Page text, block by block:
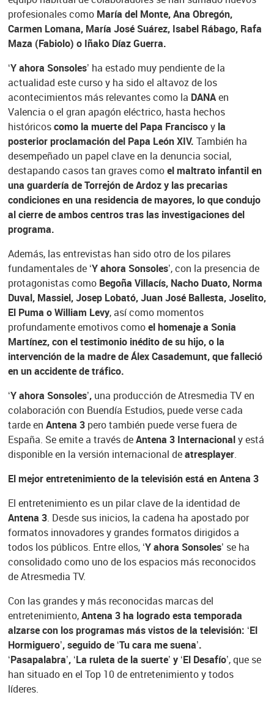
profesionales como María del Monte, Ana Obregón,
Carmen Lomana, María José Suárez, Isabel Rábago, Rafa
Maza (Fabiolo) o Iñako Díaz Guerra.
‘Y ahora Sonsoles’ ha estado muy pendiente de la
actualidad este curso y ha sido el altavoz de los
acontecimientos más relevantes como la DANAen
Valencia o el gran apagón eléctrico, hasta hechos
históricoscomo la muerte del Papa Franciscoyla
posterior proclamación del Papa León XIV. También ha
desempeñado un papel clave en la denuncia social,
destapando casos tan graves comoel maltrato infantil en
una guardería de Torrejón de Ardoz y las precarias
condiciones en una residencia de mayores, lo que condujo
al cierre de ambos centros tras las investigaciones del
programa.
Además, las entrevistas han sido otro de los pilares
fundamentales de ‘Y ahora Sonsoles’, con la presencia de
protagonistas como Begoña Villacís, Nacho Duato, Norma
Duval, Massiel, Josep Lobató, Juan José Ballesta, Joselito,
El Puma o William Levy, así como momentos
profundamente emotivos comoel homenaje a Sonia
Martínez, con el testimonio inédito de su hijo, o la
intervención de la madre de Álex Casademunt, que falleció
en un accidente de tráfico.
‘Y ahora Sonsoles’,una producción de Atresmedia TV en
colaboración con Buendía Estudios, puede verse cada
tarde en Antena 3pero también puede verse fuera de
España. Se emite a través deAntena 3 Internacionaly está
disponible en la versión internacional deatresplayer.
El mejor entretenimiento de la televisión está en Antena 3
El entretenimiento es un pilar clave de la identidad de
Antena 3. Desde sus inicios, la cadena ha apostado por
formatos innovadores y grandes formatos dirigidos a
todos los públicos. Entre ellos,‘Y ahora Sonsoles’ se ha
consolidado como uno de los espacios más reconocidos
de Atresmedia TV.
Con las grandes y más reconocidas marcas del
entretenimiento,Antena 3 ha logrado esta temporada
alzarse con los programas más vistos de la televisión: ‘El
Hormiguero’, seguido de ‘Tu cara me suena’.
‘Pasapalabra’, ‘La ruleta de la suerte’ y ‘El Desafío’, que se
han situado en el Top 10 de entretenimiento y todos
líderes.